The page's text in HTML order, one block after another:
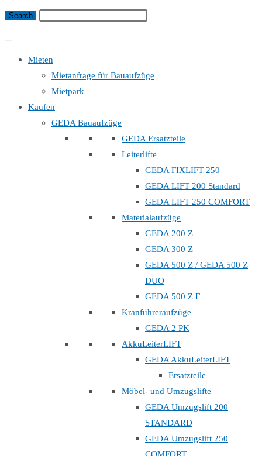
Mieten
Mietanfrage für Bauaufzüge
Mietpark
Kaufen
GEDA Bauaufzüge
GEDA Ersatzteile
Leiterlifte
GEDA FIXLIFT 250
GEDA LIFT 200 Standard
GEDA LIFT 250 COMFORT
Materialaufzüge
GEDA 200 Z
GEDA 300 Z
GEDA 500 Z / GEDA 500 Z
DUO
GEDA 500 Z F
Kranführeraufzüge
GEDA 2 PK
AkkuLeiterLIFT
GEDA AkkuLeiterLIFT
Ersatzteile
Möbel- und Umzugslifte
GEDA Umzugslift 200
STANDARD
GEDA Umzugslift 250